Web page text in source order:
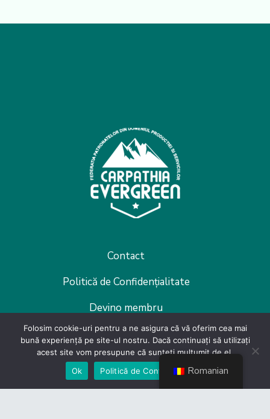
Contact
Politică de Confidențialitate
Devino membru
Romanian
Folosim cookie-uri pentru a ne asigura că vă oferim cea mai
bună experiență pe site-ul nostru. Dacă continuați să utilizați
acest site vom presupune că sunteți mulțumit de el.
Ok
Politică de Confidențialiate